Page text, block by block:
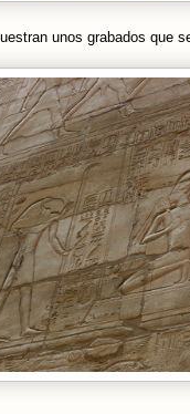
unos grabados que